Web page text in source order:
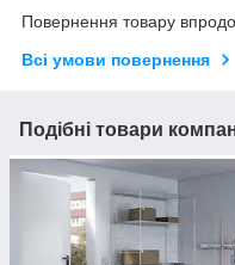
Повернення товару
Всі умови повернення
Подібні товари